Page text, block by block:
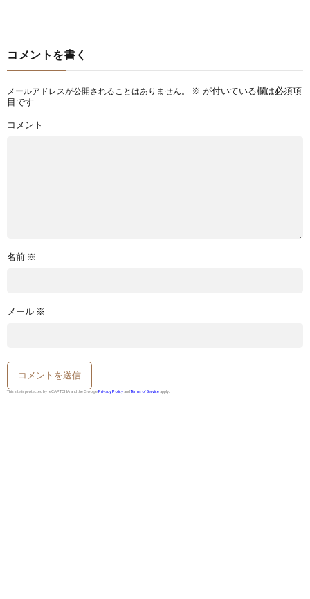
コメントを書く
メールアドレスが公開されることはありません。 ※ が付いている欄は必須項
目です
コメント
名前 ※
メール ※
This site is protected by reCAPTCHA and the GooglePrivacy Policy andTerms of Service apply.